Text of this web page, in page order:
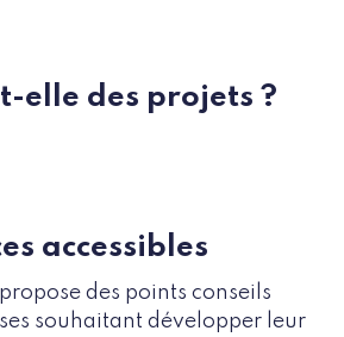
elle des projets ?
accessibles
des points conseils
souhaitant développer leur